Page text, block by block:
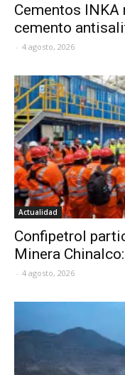
Cementos
cemento
- 4 agosto, 2026
Actualidad
Confipetrol
Minera
- 4 agosto, 2026